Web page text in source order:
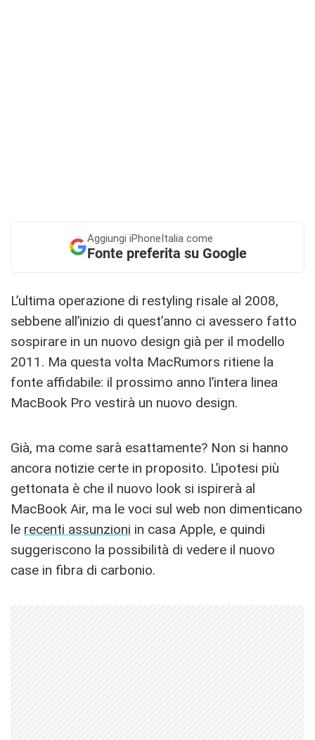
Aggiungi iPhoneItalia come
Fonte preferita su Google
L’ultima operazione di restyling risale al 2008,
sebbene all’inizio di quest’anno ci avessero fatto
sospirare in un nuovo design già per il modello
2011. Ma questa volta MacRumors ritiene la
fonte affidabile: il prossimo anno l’intera linea
MacBook Pro vestirà un nuovo design.
Già, ma come sarà esattamente? Non si hanno
ancora notizie certe in proposito. L’ipotesi più
gettonata è che il nuovo look si ispirerà al
MacBook Air, ma le voci sul web non dimenticano
le recenti assunzioni in casa Apple, e quindi
suggeriscono la possibilità di vedere il nuovo
case in fibra di carbonio.